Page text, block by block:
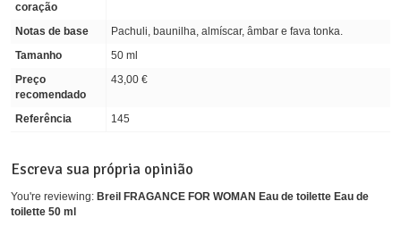
coração
Notas de base
Pachuli, baunilha, almíscar, âmbar e fava tonka.
Tamanho
50 ml
Preço
recomendado
43,00 €
Referência 145
Escreva sua própria opinião
You're reviewing: Breil FRAGANCE FOR WOMAN Eau de toilette Eau de
toilette 50 ml